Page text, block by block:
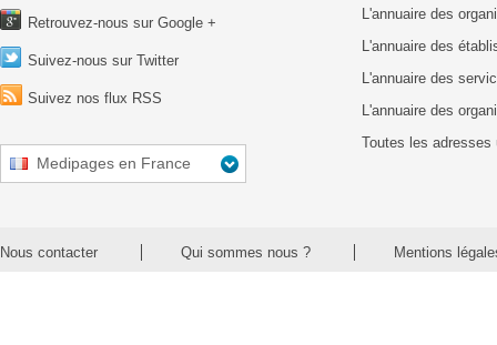
Retrouvez-nous sur Google +
Suivez-nous sur Twitter
Suivez nos flux RSS
Medipages en France
L'annuaire des
L'annuaire des
L'annuaire des
L'annuaire des
Toutes les adresses
Nous contacter Qui sommes nous ? Mentions